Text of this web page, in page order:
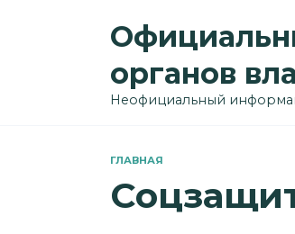
органов
Неофициальный
ГЛАВНАЯ